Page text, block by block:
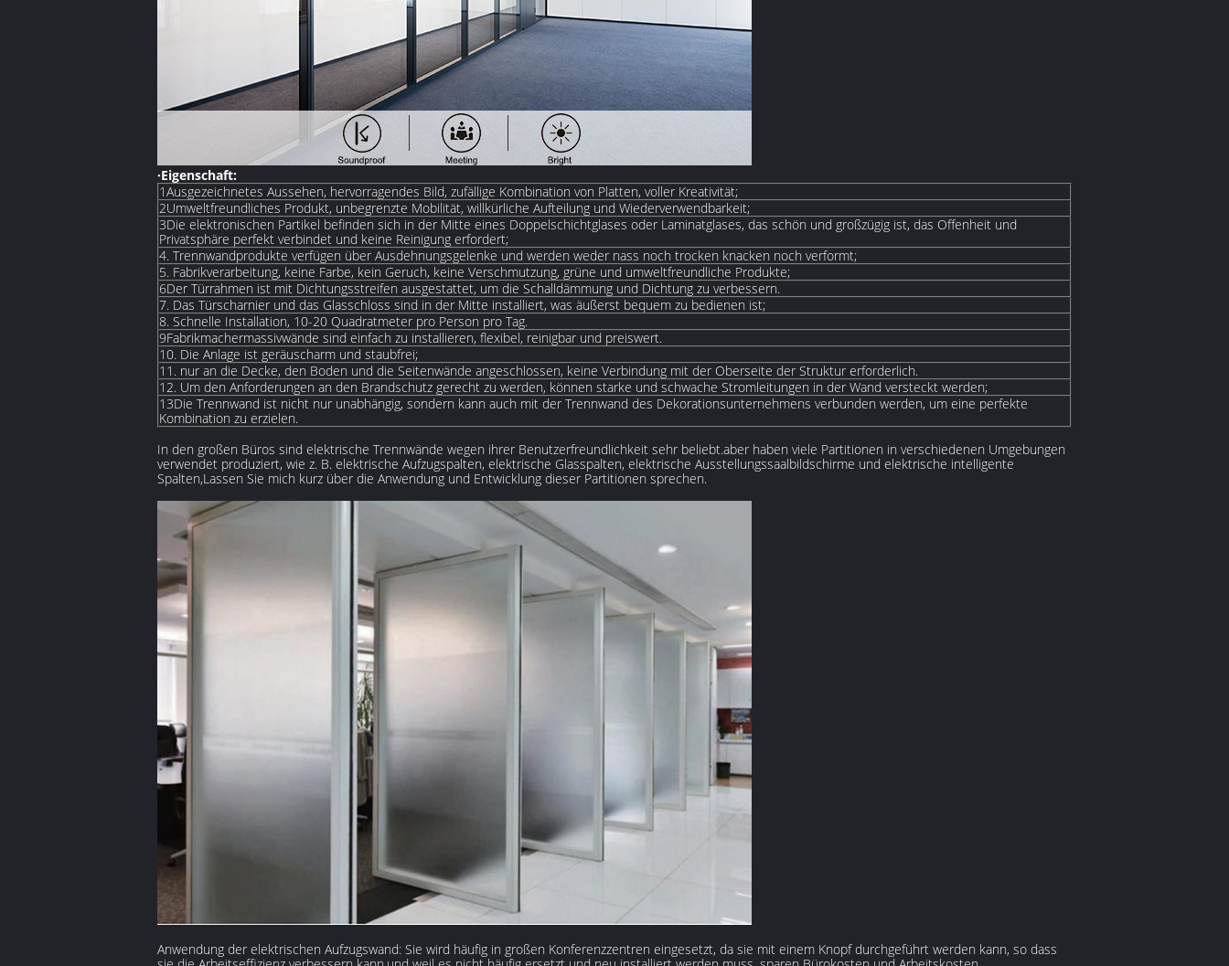
·Eigenschaft:
1Ausgezeichnetes Aussehen, hervorragendes Bild, zufällige Kombination von Platten, voller Kreativität;
2Umweltfreundliches Produkt, unbegrenzte Mobilität, willkürliche Aufteilung und Wiederverwendbarkeit;
3Die elektronischen Partikel befinden sich in der Mitte eines Doppelschichtglases oder Laminatglases, das schön und großzügig ist, das Offenheit und
Privatsphäre perfekt verbindet und keine Reinigung erfordert;
4. Trennwandprodukte verfügen über Ausdehnungsgelenke und werden weder nass noch trocken knacken noch verformt;
5. Fabrikverarbeitung, keine Farbe, kein Geruch, keine Verschmutzung, grüne und umweltfreundliche Produkte;
6Der Türrahmen ist mit Dichtungsstreifen ausgestattet, um die Schalldämmung und Dichtung zu verbessern.
7. Das Türscharnier und das Glasschloss sind in der Mitte installiert, was äußerst bequem zu bedienen ist;
8. Schnelle Installation, 10-20 Quadratmeter pro Person pro Tag.
9Fabrikmachermassivwände sind einfach zu installieren, flexibel, reinigbar und preiswert.
10. Die Anlage ist geräuscharm und staubfrei;
11. nur an die Decke, den Boden und die Seitenwände angeschlossen, keine Verbindung mit der Oberseite der Struktur erforderlich.
12. Um den Anforderungen an den Brandschutz gerecht zu werden, können starke und schwache Stromleitungen in der Wand versteckt werden;
13Die Trennwand ist nicht nur unabhängig, sondern kann auch mit der Trennwand des Dekorationsunternehmens verbunden werden, um eine perfekte
Kombination zu erzielen.
In den großen Büros sind elektrische Trennwände wegen ihrer Benutzerfreundlichkeit sehr beliebt.aber haben viele Partitionen in verschiedenen Umgebungen
verwendet produziert, wie z. B. elektrische Aufzugspalten, elektrische Glasspalten, elektrische Ausstellungssaalbildschirme und elektrische intelligente
Spalten,Lassen Sie mich kurz über die Anwendung und Entwicklung dieser Partitionen sprechen.
Anwendung der elektrischen Aufzugswand: Sie wird häufig in großen Konferenzzentren eingesetzt, da sie mit einem Knopf durchgeführt werden kann, so dass